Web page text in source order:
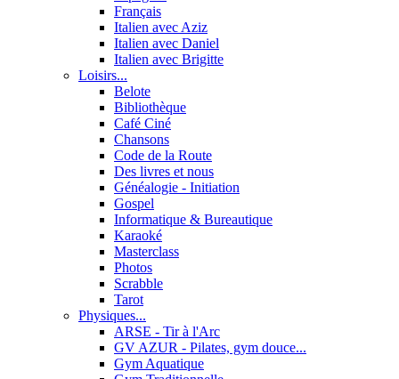
Français
Italien avec Aziz
Italien avec Daniel
Italien avec Brigitte
Loisirs...
Belote
Bibliothèque
Café Ciné
Chansons
Code de la Route
Des livres et nous
Généalogie - Initiation
Gospel
Informatique & Bureautique
Karaoké
Masterclass
Photos
Scrabble
Tarot
Physiques...
ARSE - Tir à l'Arc
GV AZUR - Pilates, gym douce...
Gym Aquatique